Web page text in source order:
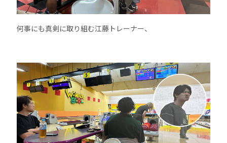
何事にも真剣に取り組む江藤トレーナー、